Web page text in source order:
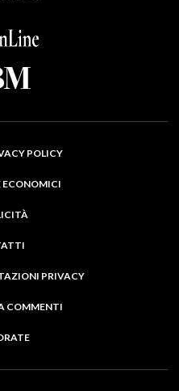
POLICY
ECONOMICI
PRIVACY
COMMENTI